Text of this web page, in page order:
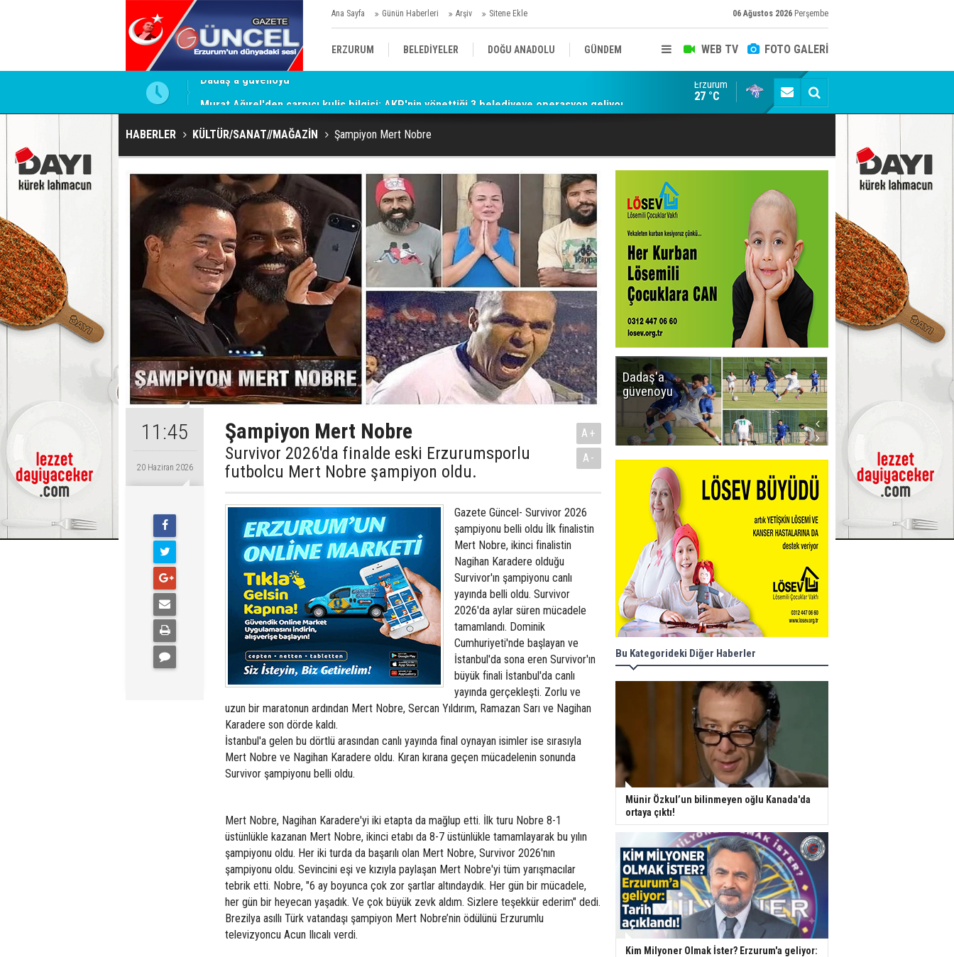
Ana Sayfa Günün Haberleri Arşiv Sitene Ekle 06 Ağustos 2026 Perşembe
WEB TV FOTO GALERİ
ERZURUM BELEDİYELER DOĞU ANADOLU GÜNDEM
KÜLTÜR/SANAT//MAĞAZİN
Trump, faciayı kıl payı atlattı!
Erzurum
27 °C
HABERLER KÜLTÜR/SANAT//MAĞAZİN Şampiyon Mert Nobre
11:45
20 Haziran 2026
Şampiyon Mert Nobre
Survivor 2026'da finalde eski Erzurumsporlu
futbolcu Mert Nobre şampiyon oldu.
A+
A-
Gazete Güncel- Survivor 2026
şampiyonu belli oldu İlk finalistin
Mert Nobre, ikinci finalistin
Nagihan Karadere olduğu
Survivor'ın şampiyonu canlı
yayında belli oldu. Survivor
2026'da aylar süren mücadele
tamamlandı. Dominik
Cumhuriyeti'nde başlayan ve
İstanbul'da sona eren Survivor'ın
büyük finali İstanbul'da canlı
yayında gerçekleşti. Zorlu ve
uzun bir maratonun ardından Mert Nobre, Sercan Yıldırım, Ramazan Sarı ve Nagihan
Karadere son dörde kaldı.
İstanbul'a gelen bu dörtlü arasından canlı yayında final oynayan isimler ise sırasıyla
Mert Nobre ve Nagihan Karadere oldu. Kıran kırana geçen mücadelenin sonunda
Survivor şampiyonu belli oldu.
Mert Nobre, Nagihan Karadere'yi iki etapta da mağlup etti. İlk turu Nobre 8-1
üstünlükle kazanan Mert Nobre, ikinci etabı da 8-7 üstünlükle tamamlayarak bu yılın
şampiyonu oldu. Her iki turda da başarılı olan Mert Nobre, Survivor 2026'nın
şampiyonu oldu. Sevincini eşi ve kızıyla paylaşan Mert Nobre'yi tüm yarışmacılar
tebrik etti. Nobre, "6 ay boyunca çok zor şartlar altındaydık. Her gün bir mücadele,
her gün bir heyecan yaşadık. Ve çok büyük zevk aldım. Sizlere teşekkür ederim" dedi.
Brezilya asıllı Türk vatandaşı şampiyon Mert Nobre’nin ödülünü Erzurumlu
televizyoncu Acun Ilıcalı verdi.
Dadaş'a
güvenoyu
stadyum
teşekkürü
Bu Kategorideki Diğer Haberler
Münir Özkul’un bilinmeyen oğlu Kanada'da
ortaya çıktı!
Kim Milyoner Olmak İster? Erzurum'a geliyor: